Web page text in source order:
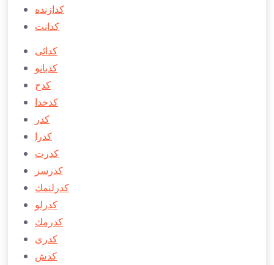
كدازنده
كدانت
كدائی
كدبانو
كدح
كدخدا
كدر
كدرا
كدرت
كدرسز
كدرلنمك
كدرلو
كدرمك
كدری
كدش